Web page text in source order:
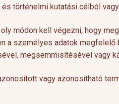
és történelmi kutatási célból
módon kell végezni, hogy
a személyes adatok
megsemmisítésével vagy
vagy azonosítható